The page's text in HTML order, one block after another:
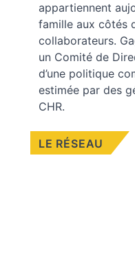
appartiennent
famille aux côtés
collaborateurs.
un Comité de
d’une politique
estimée par des
CHR.
LE RÉSEAU